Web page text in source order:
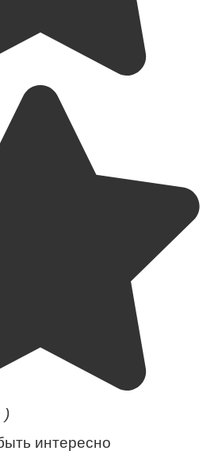
)
интересно